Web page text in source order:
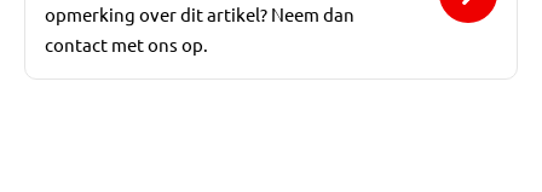
opmerking over dit artikel? Neem dan
contact met ons op.